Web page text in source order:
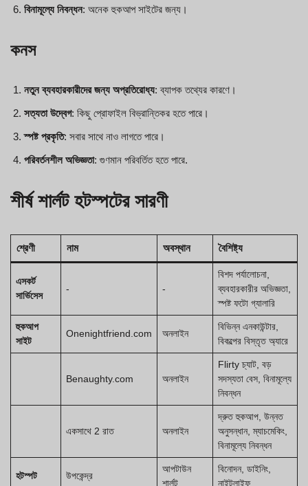
বিনামূল্যে নিবন্ধন: অনেক হুকআপ সাইটের জন্য।
কনস
নতুন ব্যবহারকারীদের জন্য অপ্রতিরোধ্য: ব্যাপক তথ্যের কারণে।
সত্যতা উদ্বেগ: কিছু প্রোফাইল বিভ্রান্তিকর হতে পারে।
স্পষ্ট প্রকৃতি: সবার সাথে নাও লাগতে পারে।
পরিবর্তনশীল অভিজ্ঞতা: গুণমান পরিবর্তিত হতে পারে.
শীর্ষ শার্লট হটস্পটের সারণী
শ্রেণী নাম অবস্থান বৈশিষ্ট্য
এসকর্ট
সার্ভিসেস
- -
বিশদ পর্যালোচনা,
ব্যবহারকারীর অভিজ্ঞতা,
স্পষ্ট ফটো গ্যালারি
হুকআপ
সাইট
Onenightfriend.com অনলাইন
বিভিন্ন এনকাউন্টার,
বিকল্পের বিস্তৃত অ্যারে
Benaughty.com অনলাইন
Flirty চ্যাট, বড়
সদস্যতা বেস, বিনামূল্যে
নিবন্ধন
একসাথে 2 রাত অনলাইন
দ্রুত হুকআপ, উন্নত
অনুসন্ধান, ম্যাচমেকিং,
বিনামূল্যে নিবন্ধন
হটস্পট উপকেন্দ্র
আপটাউন
শার্লট
বিনোদন, ডাইনিং,
নাইটলাইফ